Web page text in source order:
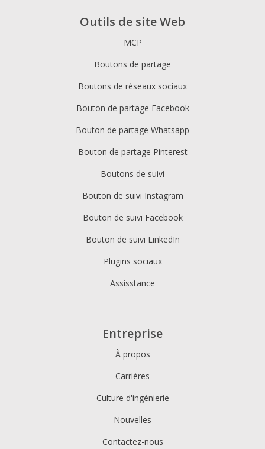
Outils de site Web
MCP
Boutons de partage
Boutons de réseaux sociaux
Bouton de partage Facebook
Bouton de partage Whatsapp
Bouton de partage Pinterest
Boutons de suivi
Bouton de suivi Instagram
Bouton de suivi Facebook
Bouton de suivi LinkedIn
Plugins sociaux
Assisstance
Entreprise
À propos
Carrières
Culture d'ingénierie
Nouvelles
Contactez-nous